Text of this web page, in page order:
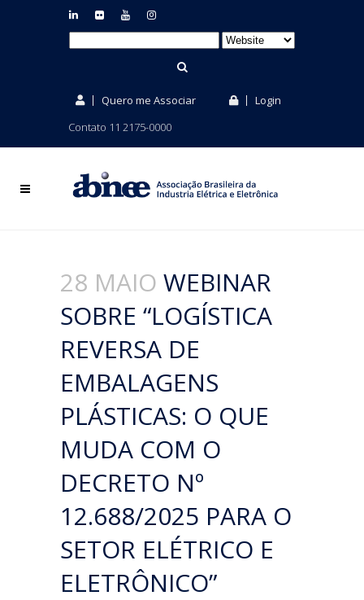
Quero me Associar
Login
Contato 11 2175-0000
28 MAIO WEBINAR
SOBRE “LOGÍSTICA
REVERSA DE
EMBALAGENS
PLÁSTICAS: O QUE
MUDA COM O
DECRETO Nº
12.688/2025 PARA O
SETOR ELÉTRICO E
ELETRÔNICO”